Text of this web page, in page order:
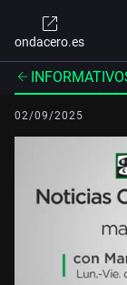
ondacero.es
02/09/2025